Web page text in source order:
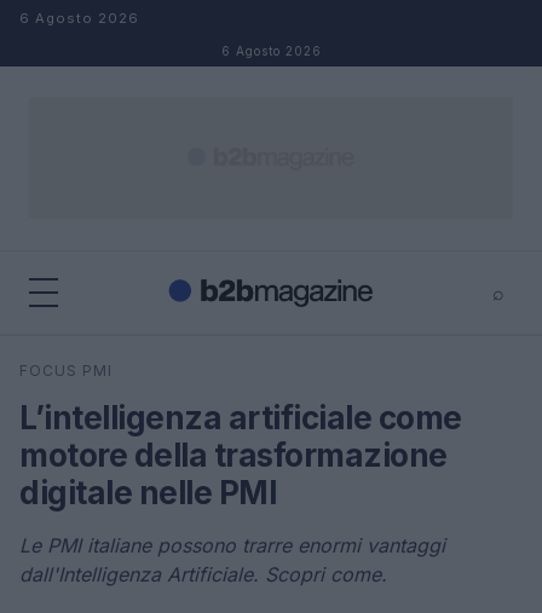
Salta al contenuto
6 Agosto 2026
6 Agosto 2026
⌕
Cerca
FOCUS PMI
L’intelligenza artificiale come
motore della trasformazione
digitale nelle PMI
Le PMI italiane possono trarre enormi vantaggi
dall'Intelligenza Artificiale. Scopri come.